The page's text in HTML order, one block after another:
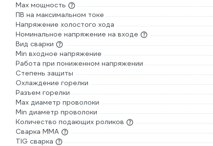
Max мощность
ПВ на максимальном токе
Напряжение холостого хода
Номинальное напряжение на входе
Вид сварки
Min входное напряжение
Работа при пониженном напряжении
Степень защиты
Охлаждение горелки
Разъем горелки
Max диаметр проволоки
Min диаметр проволоки
Количество подающих роликов
Сварка ММА
TIG сварка